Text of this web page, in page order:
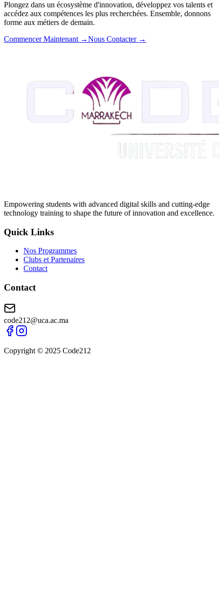
Plongez dans un écosystème d'innovation, développez vos talents et
accédez aux compétences les plus recherchées. Ensemble, donnons
forme aux métiers de demain.
Commencer Maintenant →Nous Contacter →
Empowering students with advanced digital skills and cutting-edge
technology training to shape the future of innovation and excellence.
Quick Links
Nos Programmes
Clubs et Partenaires
Contact
Contact
code212@uca.ac.ma
Copyright © 2025 Code212